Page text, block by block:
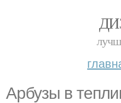
Арбузы в